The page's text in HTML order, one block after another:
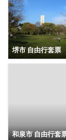
堺市 自由行套票
和泉市 自由行套